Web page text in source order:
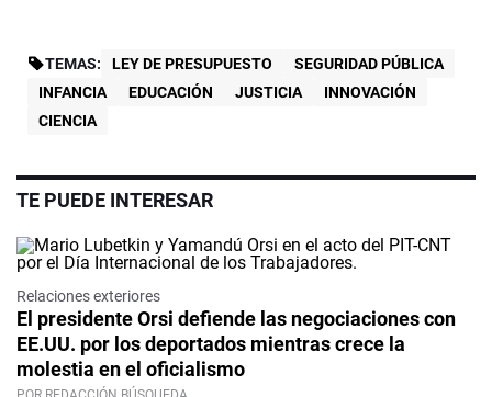
TEMAS: LEY DE PRESUPUESTO
SEGURIDAD PÚBLICA
INFANCIA
EDUCACIÓN JUSTICIA
INNOVACIÓN
CIENCIA
TE PUEDE INTERESAR
Relaciones exteriores
El presidente Orsi defiende las negociaciones con
EE.UU. por los deportados mientras crece la
molestia en el oficialismo